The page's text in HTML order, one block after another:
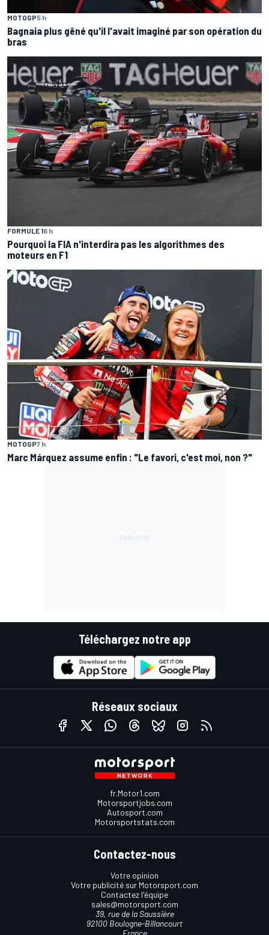
MOTOGP5 h
Bagnaia plus gêné qu'il l'avait imaginé par son opération du
bras
FORMULE 16 h
Pourquoi la FIA n'interdira pas les algorithmes des
moteurs en F1
MOTOGP7 h
Marc Márquez assume enfin : "Le favori, c'est moi, non ?"
Téléchargez notre app
Réseaux sociaux
fr.Motor1.com
Motorsportjobs.com
Autosport.com
Motorsportstats.com
Contactez-nous
Votre opinion
Votre publicité sur Motorsport.com
Contactez l'équipe
sales@motorsport.com
39, rue de la Saussière
92100 Boulogne-Billancourt